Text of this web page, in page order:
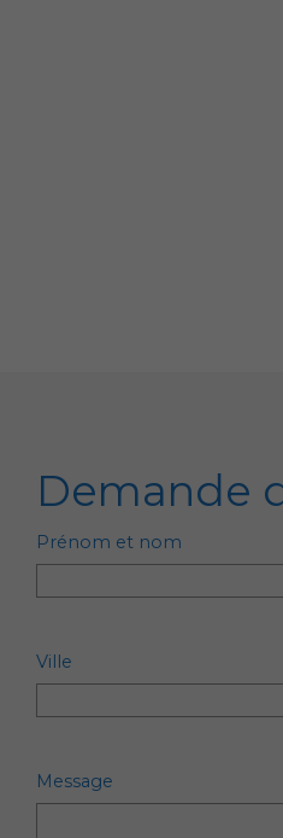
Demande
Prénom et nom
Ville
Message